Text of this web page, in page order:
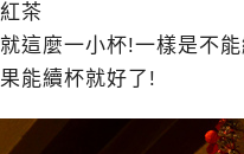
紅茶
就這麼一小杯!一樣是不
果能續杯就好了!